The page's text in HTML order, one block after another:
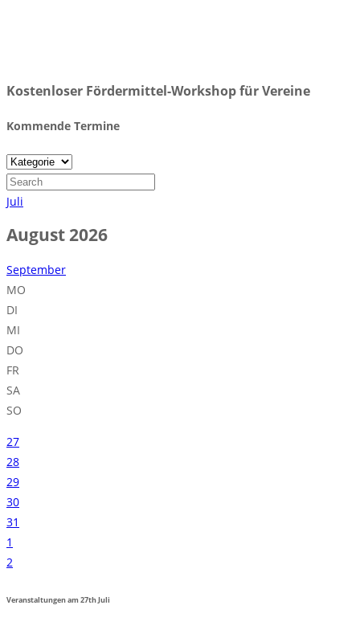
Kostenloser Fördermittel-Workshop für Vereine
Kommende Termine
Juli
August 2026
September
MO
DI
MI
DO
FR
SA
SO
27
28
29
30
31
1
2
Veranstaltungen am27thJuli